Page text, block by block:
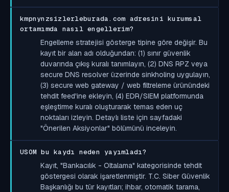
kmpnynzsizlerleburada.com adresini kurumsal
ortamımda nasıl engellerim?
Engelleme stratejisi gösterge tipine göre değişir. Bu
kayıt bir alan adı olduğundan: (1) sınır güvenlik
duvarında çıkış kuralı tanımlayın, (2) DNS RPZ veya
secure DNS resolver üzerinde sinkholing uygulayın,
(3) secure web gateway / web filtreleme ürünündeki
tehdit feed'ine ekleyin, (4) EDR/SIEM platformunda
eşleştirme kuralı oluşturarak temas eden uç
noktaları izleyin. Detaylı liste için sayfadaki
"Önerilen Aksiyonlar" bölümünü inceleyin.
USOM bu kaydı neden yayımladı?
Kayıt, "Bankacılık - Oltalama" kategorisinde tehdit
göstergesi olarak işaretlenmiştir. T.C. Siber Güvenlik
Başkanlığı bu tür kayıtları; ihbar, otomatik tarama,